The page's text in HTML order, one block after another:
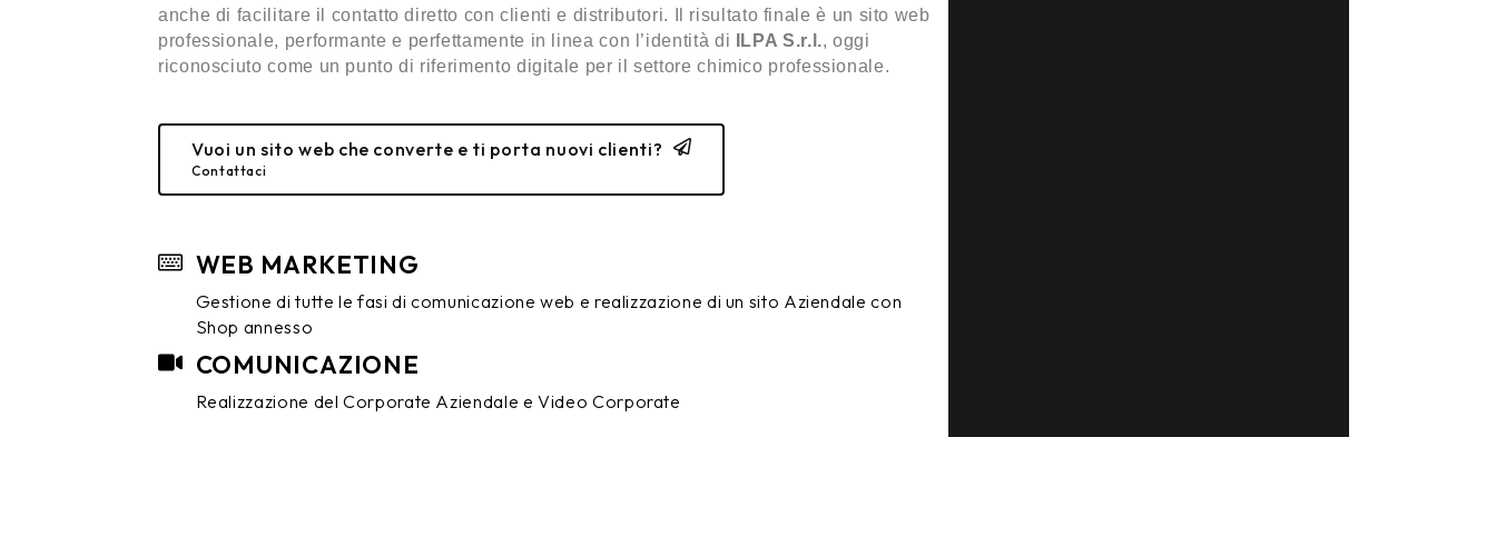
anche di facilitare il contatto diretto con clienti e distributori. Il risultato finale è un sito web
professionale, performante e perfettamente in linea con l’identità di
ILPA S.r.l., oggi
riconosciuto come un punto di riferimento digitale per il settore chimico professionale.
Vuoi un sito web che converte e ti porta nuovi clienti?
Contattaci
WEB MARKETING
Gestione di tutte le fasi di comunicazione web e realizzazione di un sito Aziendale con
Shop annesso
COMUNICAZIONE
Realizzazione del Corporate Aziendale e Video Corporate